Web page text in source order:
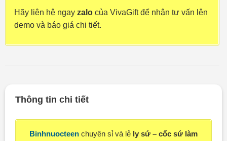
Hãy liên hệ ngay zalo của VivaGift để nhận tư vấn lên
demo và báo giá chi tiết.
Thông tin chi tiết
Binhnuocteen chuyên sỉ và lẻ ly sứ – cốc sứ làm